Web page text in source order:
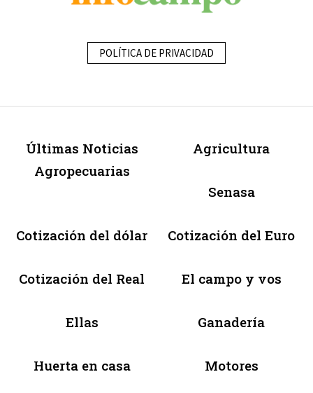
POLÍTICA DE PRIVACIDAD
Últimas Noticias
Agropecuarias
Agricultura
Senasa
Cotización del dólar Cotización del Euro
Cotización del Real El campo y vos
Ellas Ganadería
Huerta en casa Motores